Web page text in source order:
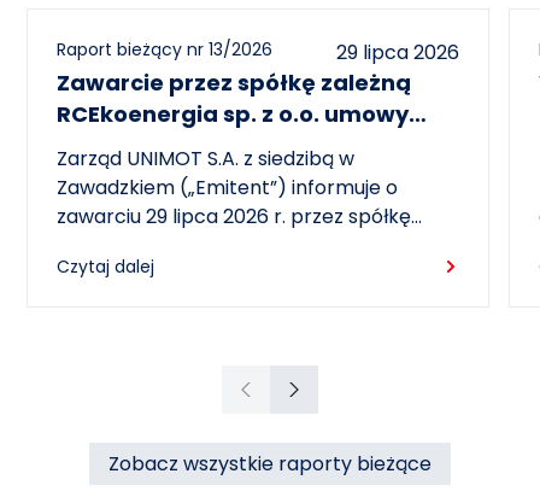
Raport bieżący nr 13/2026 29 lipca 2026
Zawarcie przez spółkę zależną
RCEkoenergia sp. z o.o. umowy
wieloletniej na sprzedaż ciepła do
miasta Czechowice-Dziedzice
Zarząd UNIMOT S.A. z siedzibą w
Zawadzkiem („Emitent”) informuje o
zawarciu 29 lipca 2026 r. przez spółkę
wieloletniej umowy sprzedaży ciepła z
Przedsiębiorstwem Inżynierii Miejskiej sp. z
Dziedzicach („PIM”), dotyczącej sprzedaży
ciepła do miasta Czechowice-Dziedzice
Czytaj dalej
PoprzedniNastępny
Zobacz wszystkie raporty bieżące